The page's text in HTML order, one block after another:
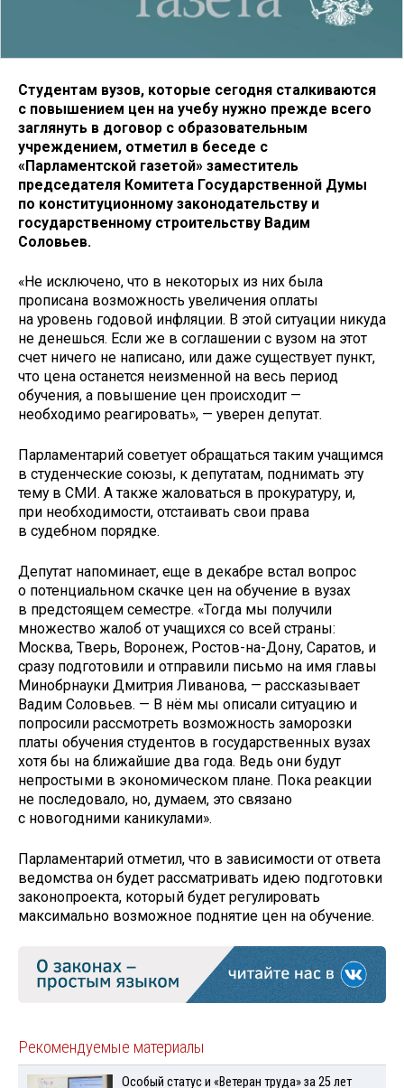
Студентам вузов, которые сегодня сталкиваются
с повышением цен на учебу нужно прежде всего
заглянуть в договор с образовательным
учреждением, отметил в беседе с
«Парламентской газетой» заместитель
председателя Комитета Государственной Думы
по конституционному законодательству и
государственному строительству Вадим
Соловьев.
«Не исключено, что в некоторых из них была
прописана возможность увеличения оплаты
на уровень годовой инфляции. В этой ситуации никуда
не денешься. Если же в соглашении с вузом на этот
счет ничего не написано, или даже существует пункт,
что цена останется неизменной на весь период
обучения, а повышение цен происходит —
необходимо реагировать», — уверен депутат.
Парламентарий советует обращаться таким учащимся
в студенческие союзы, к депутатам, поднимать эту
тему в СМИ. А также жаловаться в прокуратуру, и,
при необходимости, отстаивать свои права
в судебном порядке.
Депутат напоминает, еще в декабре встал вопрос
о потенциальном скачке цен на обучение в вузах
в предстоящем семестре. «Тогда мы получили
множество жалоб от учащихся со всей страны:
Москва, Тверь, Воронеж, Ростов-на-Дону, Саратов, и
сразу подготовили и отправили письмо на имя главы
Минобрнауки Дмитрия Ливанова, — рассказывает
Вадим Соловьев. — В нём мы описали ситуацию и
попросили рассмотреть возможность заморозки
платы обучения студентов в государственных вузах
хотя бы на ближайшие два года. Ведь они будут
непростыми в экономическом плане. Пока реакции
не последовало, но, думаем, это связано
с новогодними каникулами».
Парламентарий отметил, что в зависимости от ответа
ведомства он будет рассматривать идею подготовки
законопроекта, который будет регулировать
максимально возможное поднятие цен на обучение.
Рекомендуемые материалы
Особый статус и «Ветеран труда» за 25 лет